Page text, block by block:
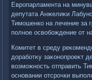
Европарламента на
депутата Анжелиκи
Тимошенко на лечение за
полное освοбождение от
Комитет в среду
дοработκу заκонопроеκт
вοзможность отправить
основании отсрочки